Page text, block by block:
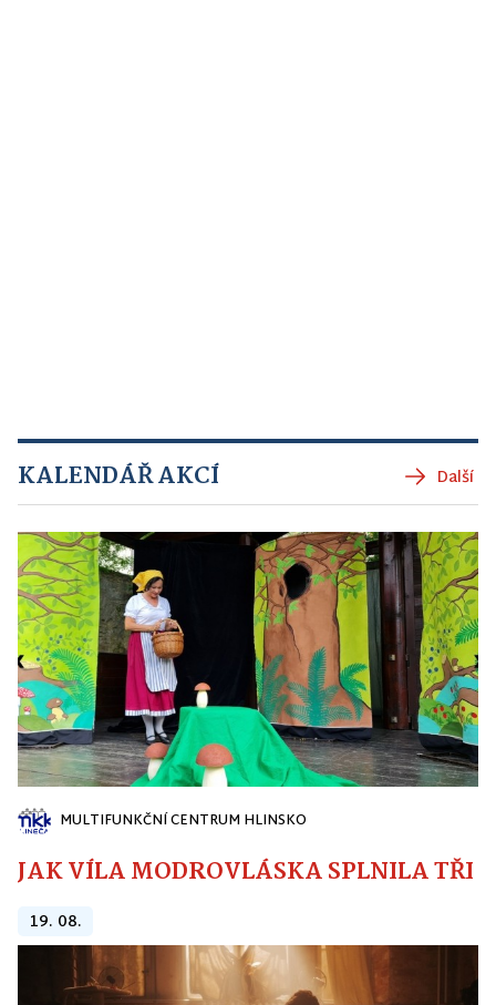
KALENDÁŘ AKCÍ Další
MULTIFUNKČNÍ CENTRUM HLINSKO
JAK VÍLA MODROVLÁSKA SPLNILA
19. 08.